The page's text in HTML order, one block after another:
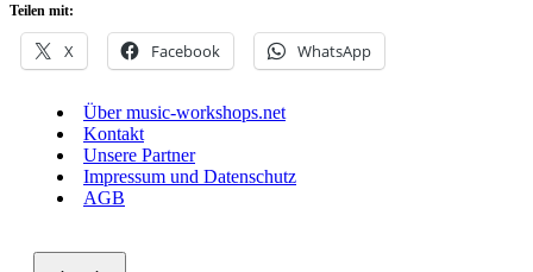
Teilen mit:
X Facebook WhatsApp
Über music-workshops.net
Kontakt
Unsere Partner
Impressum und Datenschutz
AGB